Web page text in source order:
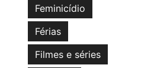
Feminicídio
Férias
Filmes e séries